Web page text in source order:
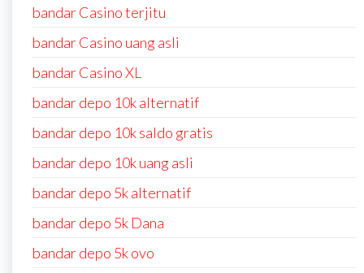
bandar Casino terjitu
bandar Casino uang asli
bandar Casino XL
bandar depo 10k alternatif
bandar depo 10k saldo gratis
bandar depo 10k uang asli
bandar depo 5k alternatif
bandar depo 5k Dana
bandar depo 5k ovo